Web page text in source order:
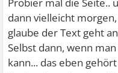
dann vielleicht
glaube der Text geht
Selbst dann, wenn
kann... das eben